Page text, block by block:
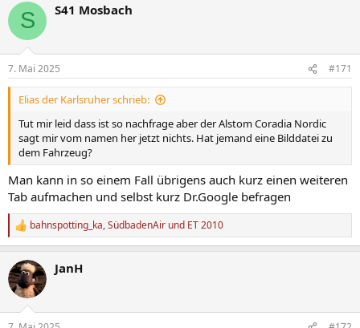
S S41 Mosbach
7. Mai 2025 #171
Elias der Karlsruher schrieb:
Tut mir leid dass ist so nachfrage aber der Alstom Coradia Nordic
sagt mir vom namen her jetzt nichts. Hat jemand eine Bilddatei zu
dem Fahrzeug?
Man kann in so einem Fall übrigens auch kurz einen weiteren
Tab aufmachen und selbst kurz Dr.Google befragen
R
e
k
t
i
bahnspotting_ka,SüdbadenAir und ET 2010
JanH